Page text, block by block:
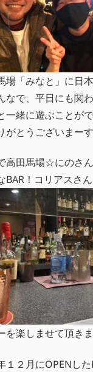
場「みなと」に日
なで、平日にも関わ
一緒に遊ぶことが
がとうございまーす
高田馬場☆にのさ
BAR！コリアスさん
を楽しませて頂き
１２月にOPENした